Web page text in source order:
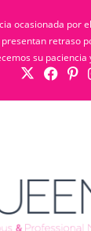
ocasionada por
retraso
su